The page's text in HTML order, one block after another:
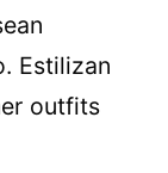
Estilizan
outfits